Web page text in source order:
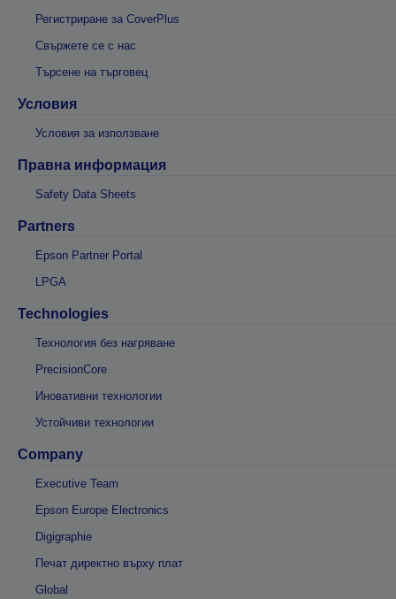
Регистриране за CoverPlus
Свържете се с нас
Търсене на търговец
Условия
Условия за използване
Правна информация
Safety Data Sheets
Partners
Epson Partner Portal
LPGA
Technologies
Технология без нагряване
PrecisionCore
Иновативни технологии
Устойчиви технологии
Company
Executive Team
Epson Europe Electronics
Digigraphie
Печат директно върху плат
Global